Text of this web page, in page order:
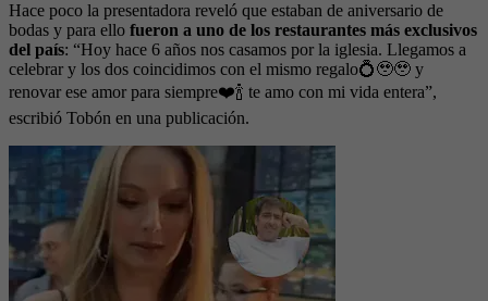
Hace poco la presentadora reveló que estaban de aniversario de
bodas y para ello fueron a uno de los restaurantes más exclusivos
del país: “Hoy hace 6 años nos casamos por la iglesia. Llegamos a
celebrar y los dos coincidimos con el mismo regalo💍🥹🥹 y
renovar ese amor para siempre❤️🍾 te amo con mi vida entera”,
escribió Tobón en una publicación.